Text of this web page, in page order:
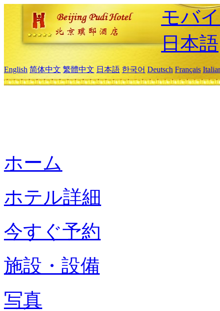
モバ
日本語
English 简体中文 繁體中文 日本語 한국어 Deutsch Français
ホーム
ホテル詳細
今すぐ予約
施設・設備
写真